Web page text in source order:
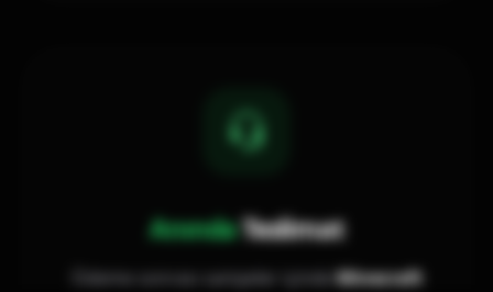
AnındaTeslimat
Ödeme sonrası saniyeler içindeMinecraft